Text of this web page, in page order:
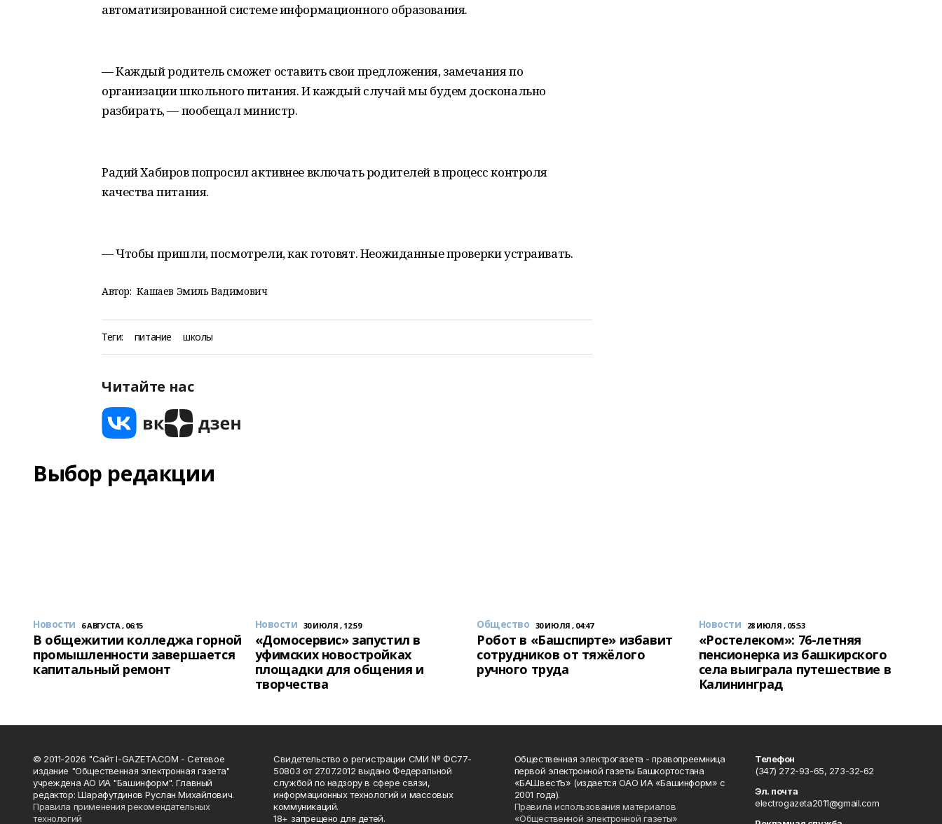
автоматизированной системе информационного образования.
— Каждый родитель сможет оставить свои предложения, замечания по
организации школьного питания. И каждый случай мы будем досконально
разбирать, — пообещал министр.
Радий Хабиров попросил активнее включать родителей в процесс контроля
качества питания.
— Чтобы пришли, посмотрели, как готовят. Неожиданные проверки устраивать.
Автор: Кашаев Эмиль Вадимович
Теги: питание школы
Читайте нас
Выбор редакции
Новости 6 АВГУСТА , 06:15
В общежитии колледжа горной
промышленности завершается
капитальный ремонт
Новости 30 ИЮЛЯ , 12:59
«Домосервис» запустил в
уфимских новостройках
площадки для общения и
творчества
Общество 30 ИЮЛЯ , 04:47
Робот в «Башспирте» избавит
сотрудников от тяжёлого
ручного труда
Новости 28 ИЮЛЯ , 05:53
«Ростелеком»: 76-летняя
пенсионерка из башкирского
села выиграла путешествие в
Калининград
© 2011-2026 "Сайт I-GAZETA.COM - Сетевое
издание "Общественная электронная газета"
учреждена АО ИА "Башинформ". Главный
редактор: Шарафутдинов Руслан Михайлович.
Правила применения рекомендательных
технологий
Свидетельство о регистрации СМИ № ФС77-
50803 от 27.07.2012 выдано Федеральной
службой по надзору в сфере связи,
информационных технологий и массовых
коммуникаций.
18+ запрещено для детей.
Общественная электрогазета - правопреемница
первой электронной газеты Башкортостана
«БАШвестЪ» (издается ОАО ИА «Башинформ» с
2001 года).
Правила использования материалов
«Общественной электронной газеты»
Телефон
(347) 272-93-65, 273-32-62
Эл. почта
electrogazeta2011@gmail.com